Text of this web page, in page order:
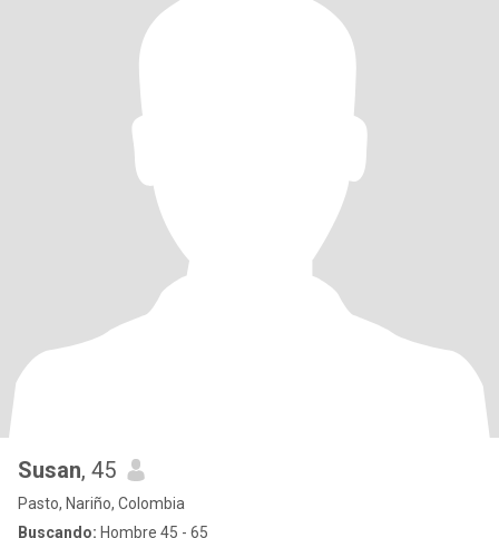
Susan, 45
Pasto, Nariño, Colombia
Buscando: Hombre 45 - 65